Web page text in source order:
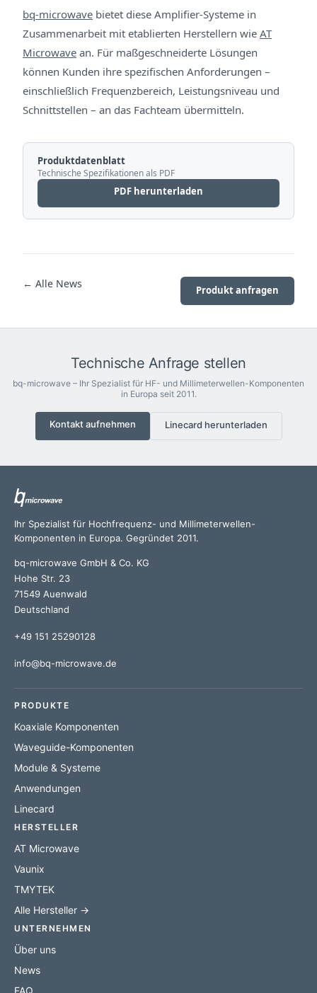
bq-microwave bietet diese Amplifier-Systeme in
Zusammenarbeit mit etablierten Herstellern wie AT
Microwave an. Für maßgeschneiderte Lösungen
können Kunden ihre spezifischen Anforderungen –
einschließlich Frequenzbereich, Leistungsniveau und
Schnittstellen – an das Fachteam übermitteln.
Produktdatenblatt
Technische Spezifikationen als PDF
PDF herunterladen
← Alle News Produkt anfragen
Technische Anfrage stellen
bq-microwave – Ihr Spezialist für HF- und Millimeterwellen-Komponenten
in Europa seit 2011.
Kontakt aufnehmen Linecard herunterladen
Ihr Spezialist für Hochfrequenz- und Millimeterwellen-
Komponenten in Europa. Gegründet 2011.
bq-microwave GmbH & Co. KG
Hohe Str. 23
71549 Auenwald
Deutschland
+49 151 25290128
info@bq-microwave.de
PRODUKTE
Koaxiale Komponenten
Waveguide-Komponenten
Module & Systeme
Anwendungen
Linecard
HERSTELLER
AT Microwave
Vaunix
TMYTEK
Alle Hersteller →
UNTERNEHMEN
Über uns
News
FAQ